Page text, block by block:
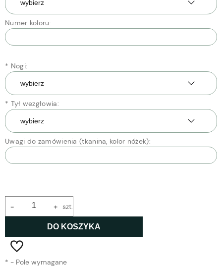
Numer koloru:
* Nogi:
* Tył wezgłowia:
Uwagi do zamówienia (tkanina, kolor nóżek):
+
- szt.
DO KOSZYKA
* - Pole wymagane